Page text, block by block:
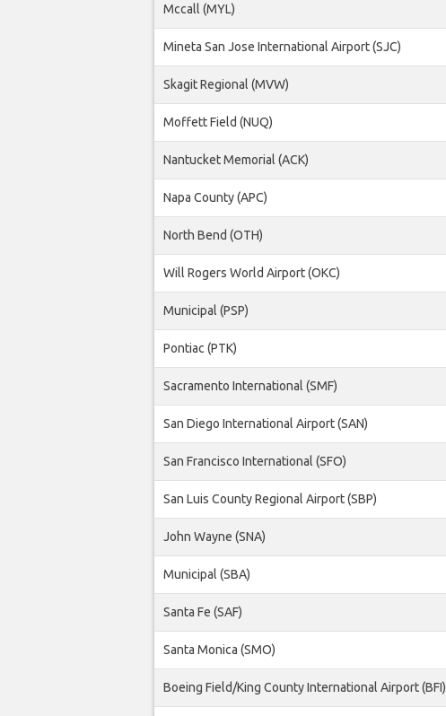
Mccall (MYL)
Mineta San Jose International Airport (SJC)
Skagit Regional (MVW)
Moffett Field (NUQ)
Nantucket Memorial (ACK)
Napa County (APC)
North Bend (OTH)
Will Rogers World Airport (OKC)
Municipal (PSP)
Pontiac (PTK)
Sacramento International (SMF)
San Diego International Airport (SAN)
San Francisco International (SFO)
San Luis County Regional Airport (SBP)
John Wayne (SNA)
Municipal (SBA)
Santa Fe (SAF)
Santa Monica (SMO)
Boeing Field/King County International Airport (BFI)